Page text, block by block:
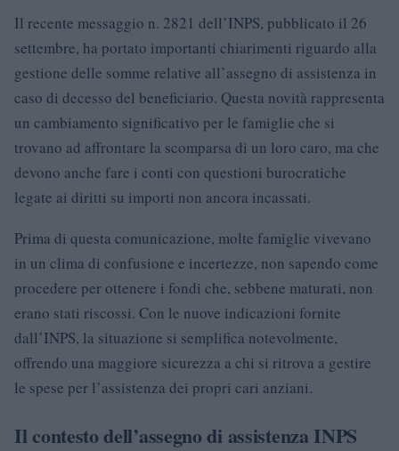
Il recente messaggio n. 2821 dell’INPS, pubblicato il 26
settembre, ha portato importanti chiarimenti riguardo alla
gestione delle somme relative all’assegno di assistenza in
caso di decesso del beneficiario. Questa novità rappresenta
un cambiamento significativo per le famiglie che si
trovano ad affrontare la scomparsa di un loro caro, ma che
devono anche fare i conti con questioni burocratiche
legate ai diritti su importi non ancora incassati.
Prima di questa comunicazione, molte famiglie vivevano
in un clima di confusione e incertezze, non sapendo come
procedere per ottenere i fondi che, sebbene maturati, non
erano stati riscossi. Con le nuove indicazioni fornite
dall’INPS, la situazione si semplifica notevolmente,
offrendo una maggiore sicurezza a chi si ritrova a gestire
le spese per l’assistenza dei propri cari anziani.
Il contesto dell’assegno di assistenza INPS